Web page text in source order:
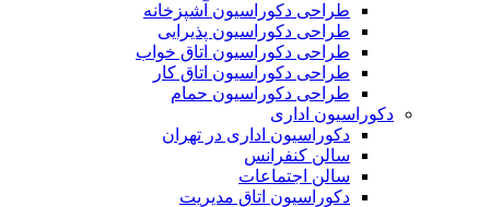
طراحی دکوراسیون آشپزخانه
طراحی دکوراسیون پذیرایی
طراحی دکوراسیون اتاق خواب
طراحی دکوراسیون اتاق کار
طراحی دکوراسیون حمام
دکوراسیون اداری
دکوراسیون اداری در تهران
سالن کنفرانس
سالن اجتماعات
دکوراسیون اتاق مدیریت